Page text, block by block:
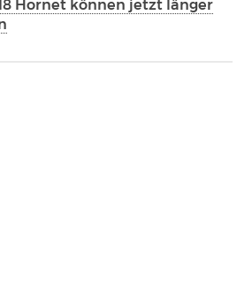
Hornet können jetzt länger